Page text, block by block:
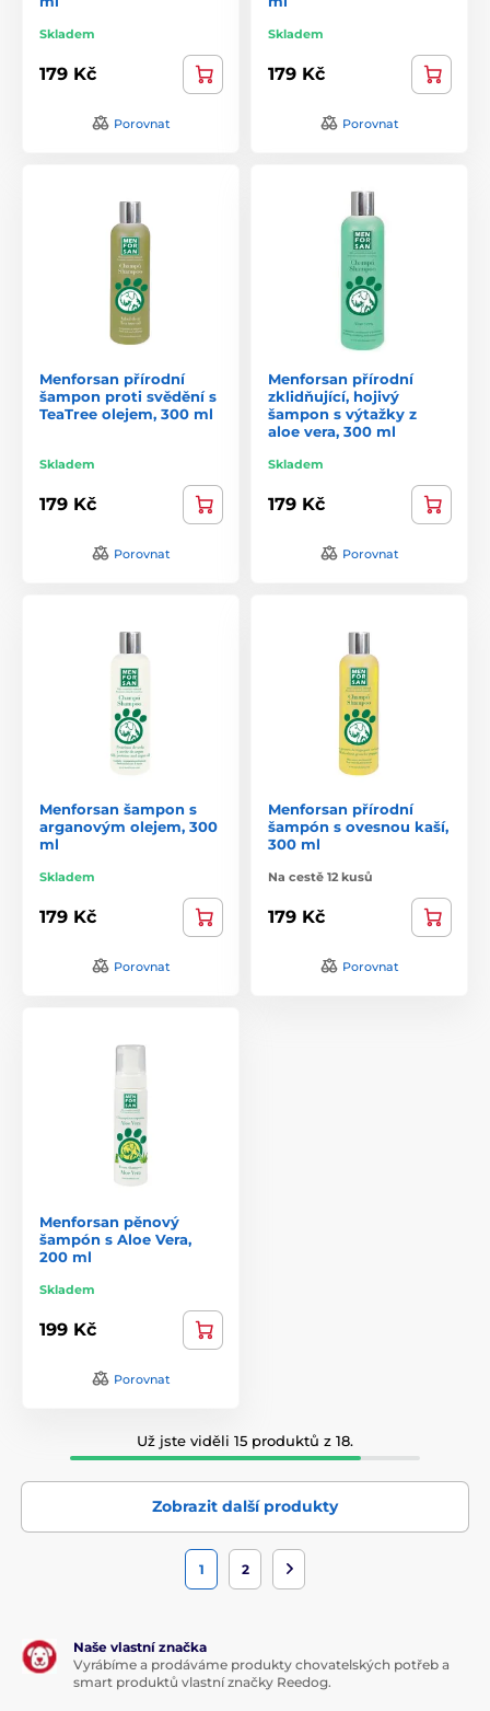
Skladem
179 Kč
Porovnat
Skladem
179 Kč
Porovnat
Menforsan přírodní
šampon proti svědění s
TeaTree olejem, 300 ml
Skladem
179 Kč
Porovnat
Menforsan přírodní
zklidňující, hojivý
šampon s výtažky z
aloe vera, 300 ml
Skladem
179 Kč
Porovnat
Menforsan šampon s
arganovým olejem, 300
ml
Skladem
179 Kč
Porovnat
Menforsan přírodní
šampón s ovesnou kaší,
300 ml
Na cestě 12 kusů
179 Kč
Porovnat
Menforsan pěnový
šampón s Aloe Vera,
200 ml
Skladem
199 Kč
Porovnat
Už jste viděli 15 produktů z 18.
Zobrazit další produkty
1 2
Naše vlastní značka
Vyrábíme a prodáváme produkty chovatelských potřeb a
smart produktů vlastní značky Reedog.